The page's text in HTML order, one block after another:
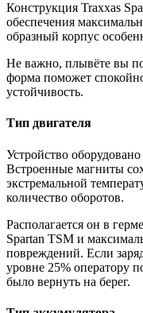
Конструкция Traxxas
обеспечения
образный корпус
Не важно, плывёте вы
форма поможет
устойчивость.
Тип двигателя
Устройство
Встроенные магниты
экстремальной
количество оборотов.
Располагается он в
Spartan TSM и
повреждений. Если
уровне 25% оператору
было вернуть на берег.